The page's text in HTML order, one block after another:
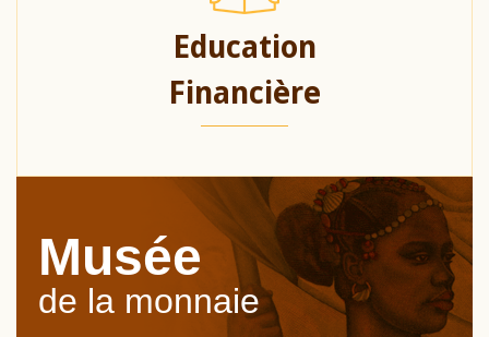
Education
Financière
Musée
de la monnaie